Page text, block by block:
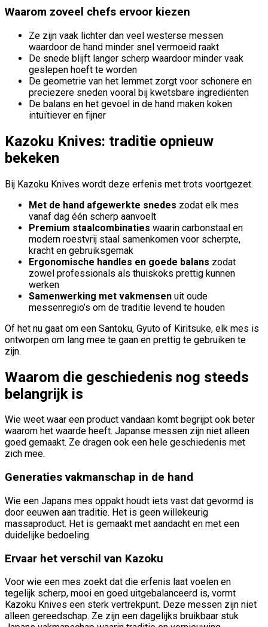
Waarom zoveel chefs ervoor kiezen
Ze zijn vaak lichter dan veel westerse messen
waardoor de hand minder snel vermoeid raakt
De snede blijft langer scherp waardoor minder vaak
geslepen hoeft te worden
De geometrie van het lemmet zorgt voor schonere en
preciezere sneden vooral bij kwetsbare ingrediënten
De balans en het gevoel in de hand maken koken
intuïtiever en fijner
Kazoku Knives: traditie opnieuw
bekeken
Bij Kazoku Knives wordt deze erfenis met trots voortgezet.
Met de hand afgewerkte snedes zodat elk mes
vanaf dag één scherp aanvoelt
Premium staalcombinaties waarin carbonstaal en
modern roestvrij staal samenkomen voor scherpte,
kracht en gebruiksgemak
Ergonomische handles en goede balans zodat
zowel professionals als thuiskoks prettig kunnen
werken
Samenwerking met vakmensen uit oude
messenregio’s om de traditie levend te houden
Of het nu gaat om een Santoku, Gyuto of Kiritsuke, elk mes is
ontworpen om lang mee te gaan en prettig te gebruiken te
zijn.
Waarom die geschiedenis nog steeds
belangrijk is
Wie weet waar een product vandaan komt begrijpt ook beter
waarom het waarde heeft. Japanse messen zijn niet alleen
goed gemaakt. Ze dragen ook een hele geschiedenis met
zich mee.
Generaties vakmanschap in de hand
Wie een Japans mes oppakt houdt iets vast dat gevormd is
door eeuwen aan traditie. Het is geen willekeurig
massaproduct. Het is gemaakt met aandacht en met een
duidelijke bedoeling.
Ervaar het verschil van Kazoku
Voor wie een mes zoekt dat die erfenis laat voelen en
tegelijk scherp, mooi en goed uitgebalanceerd is, vormt
Kazoku Knives een sterk vertrekpunt. Deze messen zijn niet
alleen gereedschap. Ze zijn een dagelijks bruikbaar stuk